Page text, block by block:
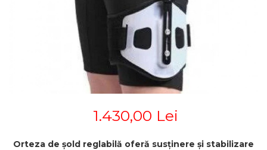
ORTEZE PENTRU MEMBRUL
ORTEZE PENTRU COLOANA
PROTEZA EXTERNA DE SAN
SUSTINATORI PLANTARI
PERSONALIZATI
PRODUSE ABENA
SALTELE ANTIESCARE
SCAUNE DE DUS
SCAUNE DE TOALETA
STETOSCOAPE LITTMANN
TENSIOMETRE
1.430,00 Lei
Orteza de șold reglabilă oferă susținere și stabilizare